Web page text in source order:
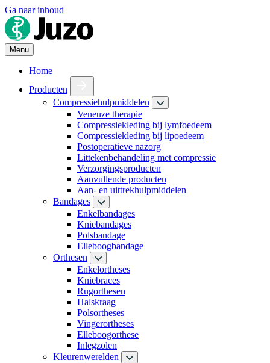
Ga naar inhoud
Menu
Home
Producten
Compressiehulpmiddelen
Veneuze therapie
Compressiekleding bij lymfoedeem
Compressiekleding bij lipoedeem
Postoperatieve nazorg
Littekenbehandeling met compressie
Verzorgingsproducten
Aanvullende producten
Aan- en uittrekhulpmiddelen
Bandages
Enkelbandages
Kniebandages
Polsbandage
Elleboogbandage
Orthesen
Enkelortheses
Kniebraces
Rugorthesen
Halskraag
Polsortheses
Vingerortheses
Elleboogorthese
Inlegzolen
Kleurenwerelden